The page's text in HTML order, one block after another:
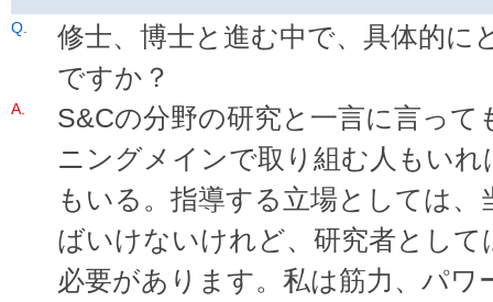
修士、博士と進む中で、具体的に
ですか？
S&Cの分野の研究と一言に言って
ニングメインで取り組む人もい
もいる。指導する立場としては
ばいけないけれど、研究者とし
必要があります。私は筋力、パ